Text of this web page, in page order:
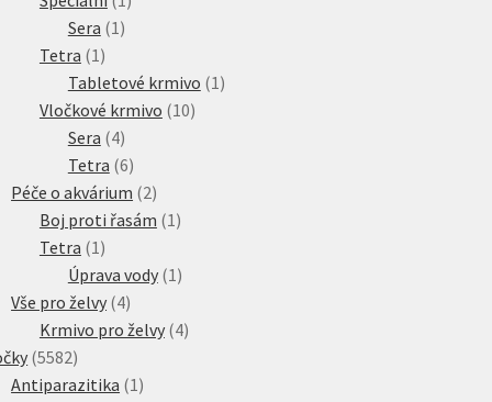
Sera 11
Tetra 11
produkt
Tabletové krmivo 11
Vločkové krmivo 1010
Sera 44
produkty
Tetra 66
produktů
Péče o akvárium 22
produkty
Boj proti řasám 11
Tetra 11
produkt
Úprava vody 11
Vše pro želvy 44
produkty
Krmivo pro želvy 44
55825582
produktů
Antiparazitika 11